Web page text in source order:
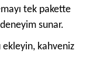
tek pakette
sunar.
ekleyin, kahveniz